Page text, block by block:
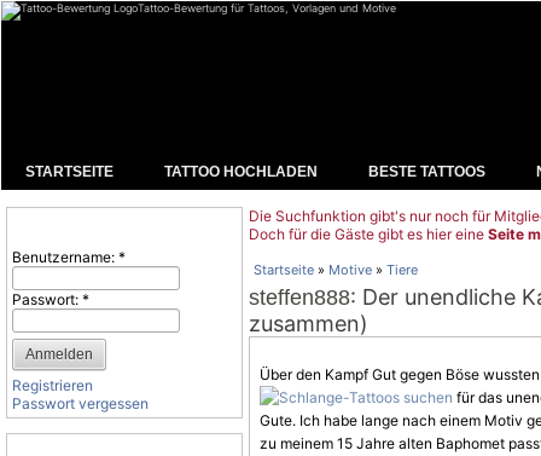
Tattoo-Bewertung für Tattoos, Vorlagen und Motive
STARTSEITE TATTOO HOCHLADEN BESTE TATTOOS
Benutzername: *
Passwort: *
Registrieren
Passwort vergessen
Die Suchfunktion gibt's nur noch für
Doch für die Gäste gibt es hier eine Seite
Startseite » Motive » Tiere
steffen888: Der unendliche
zusammen)
Über den Kampf Gut gegen Böse
für das
Gute. Ich habe lange nach einem Motiv
zu meinem 15 Jahre alten Baphomet